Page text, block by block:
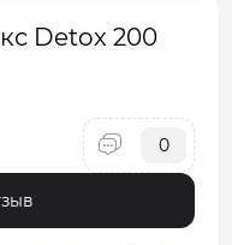
Detox 200
0